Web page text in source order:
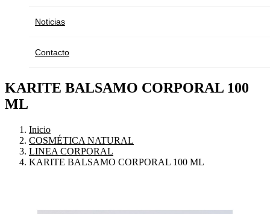
Noticias
Contacto
KARITE BALSAMO CORPORAL 100
ML
Inicio
COSMÉTICA NATURAL
LINEA CORPORAL
KARITE BALSAMO CORPORAL 100 ML